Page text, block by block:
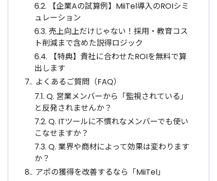
6.2. 【企業Aの試算例】MiiTel導入のROIシミ
ュレーション
6.3. 売上向上だけじゃない！採用・教育コス
ト削減まで含めた説得ロジック
6.4. 【特典】貴社に合わせたROIを無料で算
出します
7. よくあるご質問（FAQ）
7.1. Q. 営業メンバーから「監視されている」
と反発されませんか？
7.2. Q. ITツールに不慣れなメンバーでも使い
こなせますか？
7.3. Q. 業界や商材によって効果は変わります
か？
8. アポの獲得を改善するなら「MiiTel」